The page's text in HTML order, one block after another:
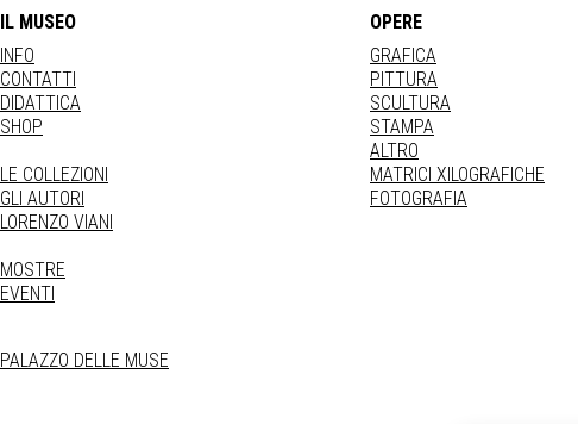
IL MUSEO
INFO
CONTATTI
DIDATTICA
SHOP
LE COLLEZIONI
GLI AUTORI
LORENZO VIANI
MOSTRE
EVENTI
PALAZZO DELLE MUSE
OPERE
GRAFICA
PITTURA
SCULTURA
STAMPA
ALTRO
MATRICI XILOGRAFICHE
FOTOGRAFIA